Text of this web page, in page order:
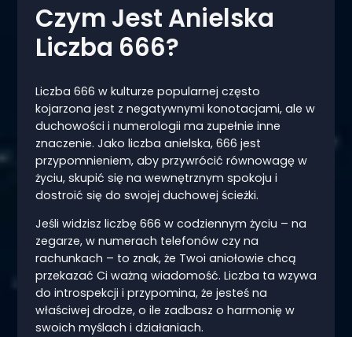
Czym Jest Anielska
Liczba 666?
Liczba 666 w kulturze popularnej często
kojarzona jest z negatywnymi konotacjami, ale w
duchowości i numerologii ma zupełnie inne
znaczenie. Jako liczba anielska, 666 jest
przypomnieniem, aby przywrócić równowagę w
życiu, skupić się na wewnętrznym spokoju i
dostroić się do swojej duchowej ścieżki.
Jeśli widzisz liczbę 666 w codziennym życiu – na
zegarze, w numerach telefonów czy na
rachunkach – to znak, że Twoi aniołowie chcą
przekazać Ci ważną wiadomość. Liczba ta wzywa
do introspekcji i przypomina, że jesteś na
właściwej drodze, o ile zadbasz o harmonię w
swoich myślach i działaniach.